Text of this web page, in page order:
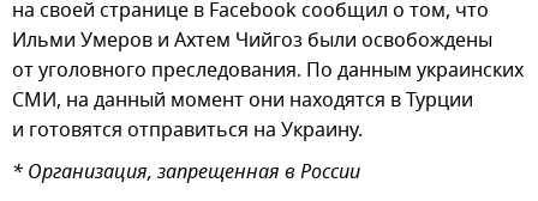
на своей странице в Facebook сообщил о том, что
Ильми Умеров и Ахтем Чийгоз были освобождены
от уголовного преследования. По данным украинских
СМИ, на данный момент они находятся в Турции
и готовятся отправиться на Украину.
* Организация, запрещенная в России